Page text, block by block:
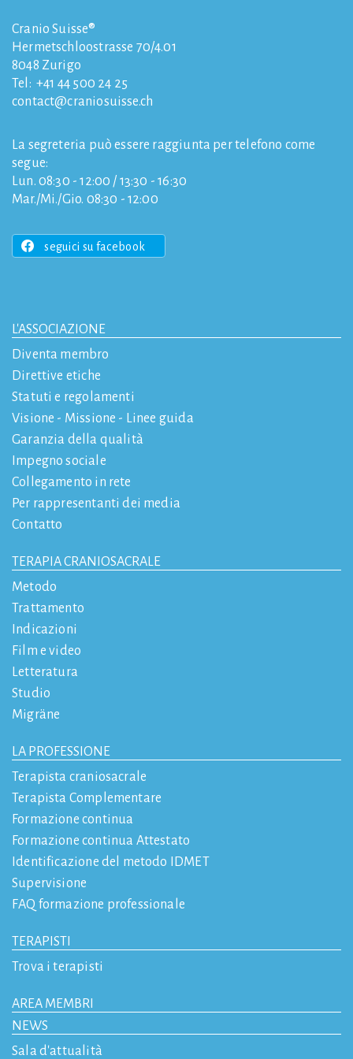
Cranio Suisse®
Hermetschloostrasse 70/4.01
8048 Zurigo
Tel: +41 44 500 24 25
contact
craniosuisse.ch
La segreteria può essere raggiunta per telefono come
segue:
Lun. 08:30 - 12:00 / 13:30 - 16:30
Mar./Mi./Gio. 08:30 - 12:00
seguici su facebook
L'ASSOCIAZIONE
Diventa membro
Direttive etiche
Statuti e regolamenti
Visione - Missione - Linee guida
Garanzia della qualità
Impegno sociale
Collegamento in rete
Per rappresentanti dei media
Contatto
TERAPIA CRANIOSACRALE
Metodo
Trattamento
Indicazioni
Film e video
Letteratura
Studio
Migräne
LA PROFESSIONE
Terapista craniosacrale
Terapista Complementare
Formazione continua
Formazione continua Attestato
Identificazione del metodo IDMET
Supervisione
FAQ formazione professionale
TERAPISTI
Trova i terapisti
AREA MEMBRI
NEWS
Sala d'attualità